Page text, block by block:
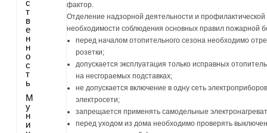
с
т
в
е
н
н
о
с
т
ь
М
у
н
и
фактор.
Отделение надзорной деятельности и
необходимости соблюдения основных правил пожарной
перед началом отопительного сезона необходимо
розетки;
допускается эксплуатация только исправных
на несгораемых подставках;
не допускается включение в одну сеть
электросети;
запрещается применять самодельные
перед уходом из дома необходимо проверять